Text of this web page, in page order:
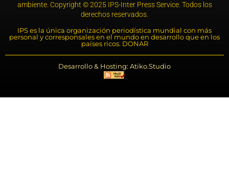
ambiente. Copyright © 2025 IPS-Inter Press Service. Todos los
derechos reservados.
IPS es la única organización periodística mundial con más
personal y corresponsales en el mundo en desarrollo que en los
países ricos. DONAR
Desarrollo & Hosting: Atiko.Studio